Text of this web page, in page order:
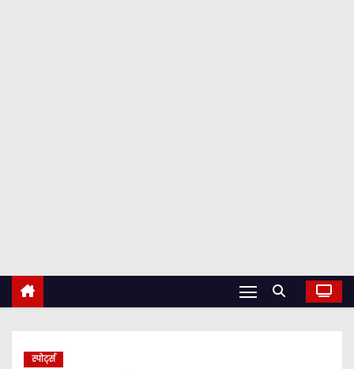
स्पोर्ट्स